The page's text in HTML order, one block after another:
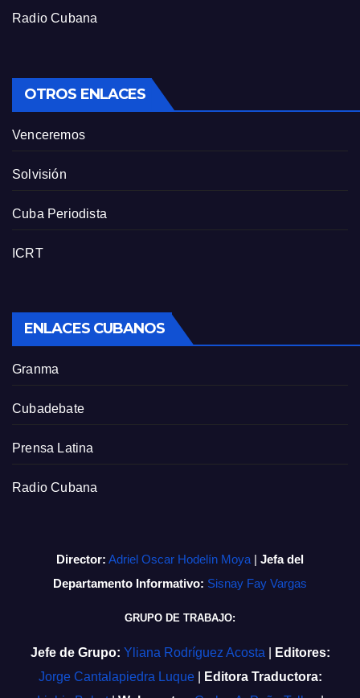
Radio Cubana
OTROS ENLACES
Venceremos
Solvisión
Cuba Periodista
ICRT
ENLACES CUBANOS
Granma
Cubadebate
Prensa Latina
Radio Cubana
Director: Adriel Oscar Hodelín Moya | Jefa del
Departamento Informativo: Sisnay Fay Vargas
GRUPO DE TRABAJO:
Jefe de Grupo: Yliana Rodríguez Acosta
Editores:
Jorge Cantalapiedra Luque
Editora Traductora: